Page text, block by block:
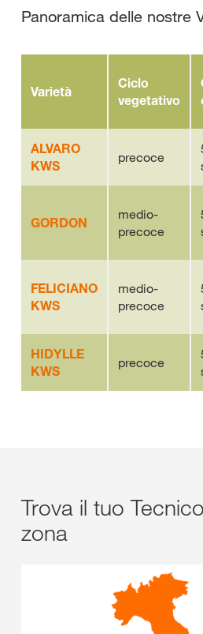
Panoramica delle nostre
Varietà
Ciclo
vegetativo
ALVARO
KWS
precoce
GORDON
medio-
precoce
FELICIANO
KWS
medio-
precoce
HIDYLLE
KWS
precoce
Trova il tuo
zona